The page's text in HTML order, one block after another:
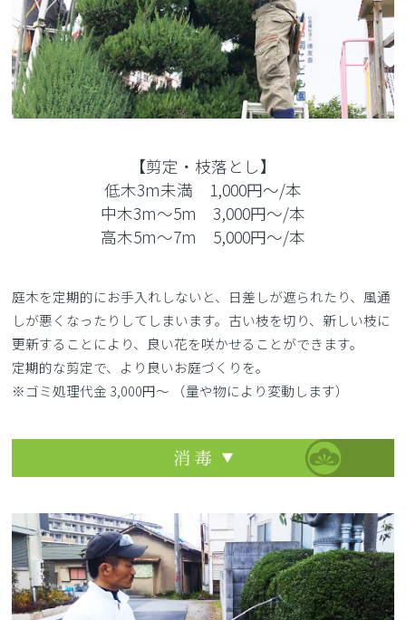
【剪定・枝落とし】
低木3m未満 1,000円～/本
中木3m～5m 3,000円～/本
高木5m～7m 5,000円～/本
庭木を定期的にお手入れしないと、日差しが遮られたり、風通
しが悪くなったりしてしまいます。古い枝を切り、新しい枝に
更新することにより、良い花を咲かせることができます。
定期的な剪定で、より良いお庭づくりを。
※ゴミ処理代金 3,000円〜 （量や物により変動します）